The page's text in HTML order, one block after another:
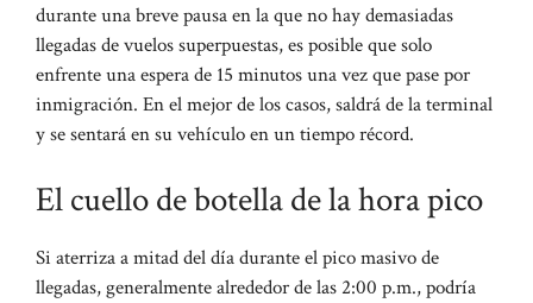
durante una breve pausa en la que no hay demasiadas
llegadas de vuelos superpuestas, es posible que solo
enfrente una espera de 15 minutos una vez que pase por
inmigración. En el mejor de los casos, saldrá de la terminal
y se sentará en su vehículo en un tiempo récord.
El cuello de botella de la hora pico
Si aterriza a mitad del día durante el pico masivo de
llegadas, generalmente alrededor de las 2:00 p.m., podría